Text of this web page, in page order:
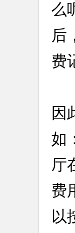
么
后
费
因
如
厅
费
以